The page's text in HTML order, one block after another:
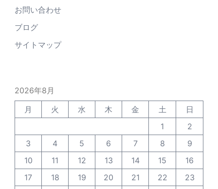
お問い合わせ
ブログ
サイトマップ
2026年8月
月
火 水 木 金 土
日
1
2
3
4 5 6 7 8
9
10
11 12 13 14 15
16
17
18 19 20 21 22
23